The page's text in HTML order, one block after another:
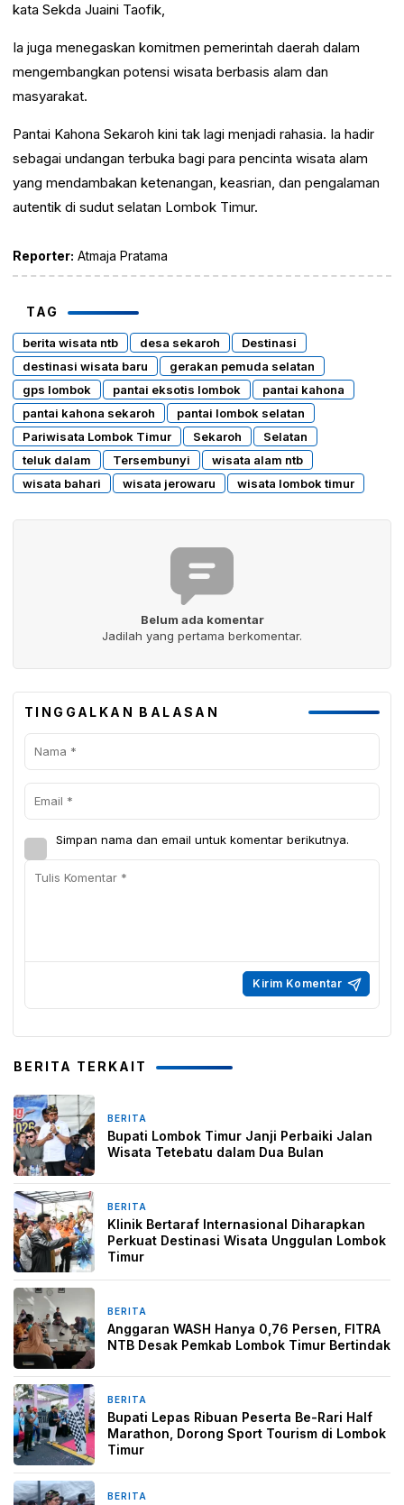
kata Sekda Juaini Taofik,
Ia juga menegaskan komitmen pemerintah daerah dalam
mengembangkan potensi wisata berbasis alam dan
masyarakat.
Pantai Kahona Sekaroh kini tak lagi menjadi rahasia. Ia hadir
sebagai undangan terbuka bagi para pencinta wisata alam
yang mendambakan ketenangan, keasrian, dan pengalaman
autentik di sudut selatan Lombok Timur.
Reporter: Atmaja Pratama
TAG
berita wisata ntb desa sekaroh
Destinasi
destinasi wisata baru
gerakan pemuda selatan
gps lombok
pantai eksotis lombok
pantai kahona
pantai kahona sekaroh
pantai lombok selatan
Pariwisata Lombok Timur
Sekaroh
Selatan
teluk dalam
Tersembunyi
wisata alam ntb
wisata bahari
wisata jerowaru wisata lombok timur
Belum ada komentar
Jadilah yang pertama berkomentar.
TINGGALKAN BALASAN
Simpan nama dan email untuk komentar berikutnya.
BERITA TERKAIT
BERITA
Bupati Lombok Timur Janji Perbaiki Jalan
Wisata Tetebatu dalam Dua Bulan
BERITA
Klinik Bertaraf Internasional Diharapkan
Perkuat Destinasi Wisata Unggulan Lombok
Timur
BERITA
Anggaran WASH Hanya 0,76 Persen, FITRA
NTB Desak Pemkab Lombok Timur Bertindak
BERITA
Bupati Lepas Ribuan Peserta Be-Rari Half
Marathon, Dorong Sport Tourism di Lombok
Timur
BERITA